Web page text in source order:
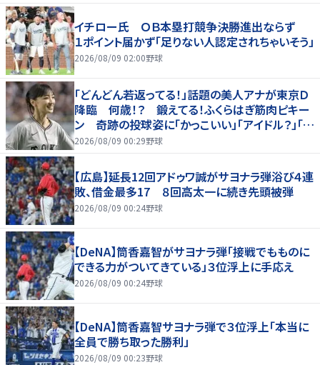
イチロー氏 ＯＢ本塁打競争決勝進出ならず
１ポイント届かず「足りない人認定されちゃいそう」
2026/08/09 02:00野球
「どんどん若返ってる！」話題の美人アナが東京Ｄ
降臨 何歳！？ 鍛えてる！ふくらはぎ筋肉ピキー
ン 奇跡の投球姿に「かっこいい」「アイドル？」「女
神」
2026/08/09 00:29野球
【広島】延長12回アドゥワ誠がサヨナラ弾浴び４連
敗、借金最多17 ８回高太一に続き先頭被弾
2026/08/09 00:24野球
【DeNA】筒香嘉智がサヨナラ弾「接戦でもものに
できる力がついてきている」３位浮上に手応え
2026/08/09 00:24野球
【DeNA】筒香嘉智サヨナラ弾で３位浮上「本当に
全員で勝ち取った勝利」
2026/08/09 00:23野球